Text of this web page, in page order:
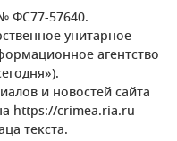
ФС77-57640.
унитарное
агентство
и новостей сайта
https://crimea.ria.ru
текста.